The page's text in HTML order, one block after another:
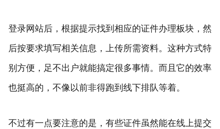
登录网站后，根据提示找到相应的证件办理板块，然
后按要求填写相关信息，上传所需资料。这种方式特
别方便，足不出户就能搞定很多事情。而且它的效率
也挺高的，不像以前非得跑到线下排队等着。
不过有一点要注意的是，有些证件虽然能在线上提交